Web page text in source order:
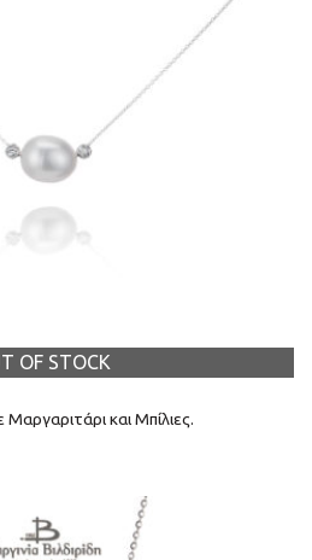
OF STOCK
και Μπίλιες.